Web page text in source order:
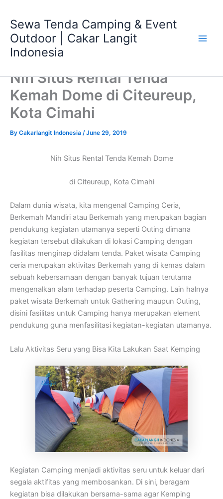
content
Sewa Tenda Camping & Event
Outdoor | Cakar Langit
Indonesia
Nih Situs Rental Tenda
Kemah Dome di Citeureup,
Kota Cimahi
By Cakarlangit Indonesia /June 29, 2019
Nih Situs Rental Tenda Kemah Dome
di Citeureup, Kota Cimahi
Dalam dunia wisata, kita mengenal Camping Ceria,
Berkemah Mandiri atau Berkemah yang merupakan bagian
pendukung kegiatan utamanya seperti Outing dimana
kegiatan tersebut dilakukan di lokasi Camping dengan
fasilitas menginap didalam tenda. Paket wisata Camping
ceria merupakan aktivitas Berkemah yang di kemas dalam
sebuah kebersamaan dengan banyak tujuan terutama
mengenalkan alam terhadap peserta Camping. Lain halnya
paket wisata Berkemah untuk Gathering maupun Outing,
disini fasilitas untuk Camping hanya merupakan element
pendukung guna menfasilitasi kegiatan-kegiatan utamanya.
Lalu Aktivitas Seru yang Bisa Kita Lakukan Saat Kemping
Kegiatan Camping menjadi aktivitas seru untuk keluar dari
segala aktifitas yang membosankan. Di sini, beragam
kegiatan bisa dilakukan bersama-sama agar Kemping